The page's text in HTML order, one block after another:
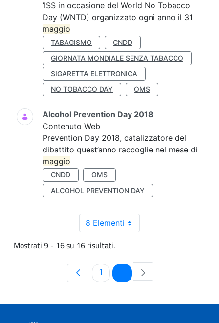
’ISS in occasione del World No Tobacco
Day (WNTD) organizzato ogni anno il 31
maggio
TABAGISMO
CNDD
GIORNATA MONDIALE SENZA TABACCO
SIGARETTA ELETTRONICA
NO TOBACCO DAY
OMS
Alcohol Prevention Day 2018
Contenuto Web
Prevention Day 2018, catalizzatore del
dibattito quest’anno raccoglie nel mese di
maggio
CNDD
OMS
ALCOHOL PREVENTION DAY
8 Elementi
Mostrati 9 - 16 su 16 risultati.
Pagina
1 Pagina